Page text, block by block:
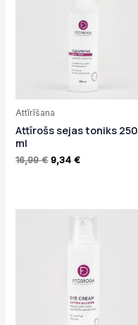
Attīrīšana
Attīrošs sejas toniks 250
ml
16,99€ 9,34€